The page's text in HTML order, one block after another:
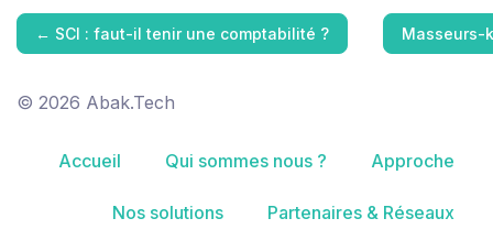
← SCI : faut-il tenir une comptabilité ? Masseurs-
© 2026 Abak.Tech
Accueil Qui sommes nous ? Approche
Nos solutions Partenaires & Réseaux